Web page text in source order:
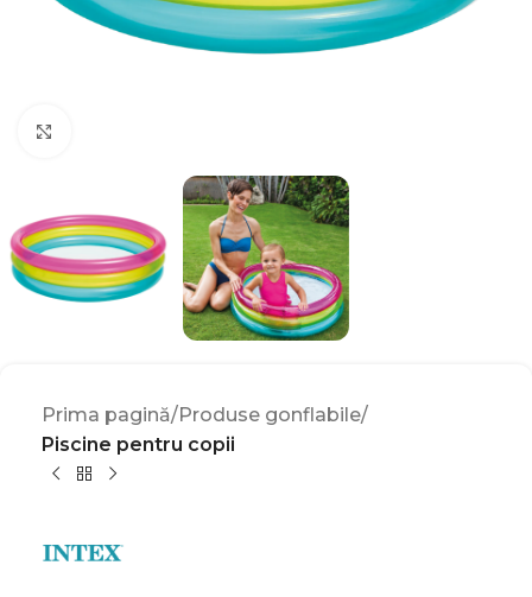
Prima pagină Produse gonflabile
Piscine pentru copii